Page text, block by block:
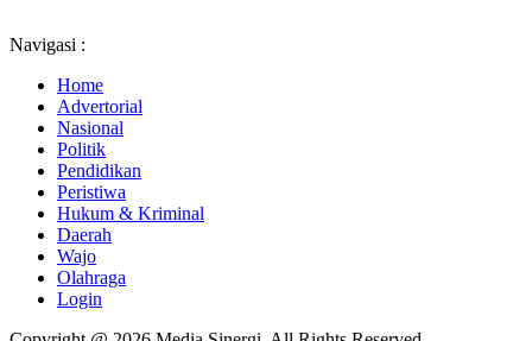
Navigasi :
Home
Advertorial
Nasional
Politik
Pendidikan
Peristiwa
Hukum & Kriminal
Daerah
Wajo
Olahraga
Login